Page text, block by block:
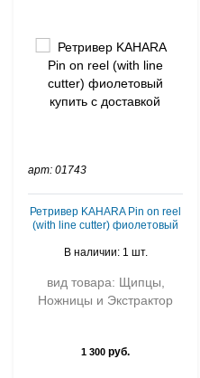
арт: 01743
Ретривер KAHARA Pin on reel
(with line cutter) фиолетовый
В наличии: 1 шт.
вид товара: Щипцы,
Ножницы и Экстрактор
1 300 руб.